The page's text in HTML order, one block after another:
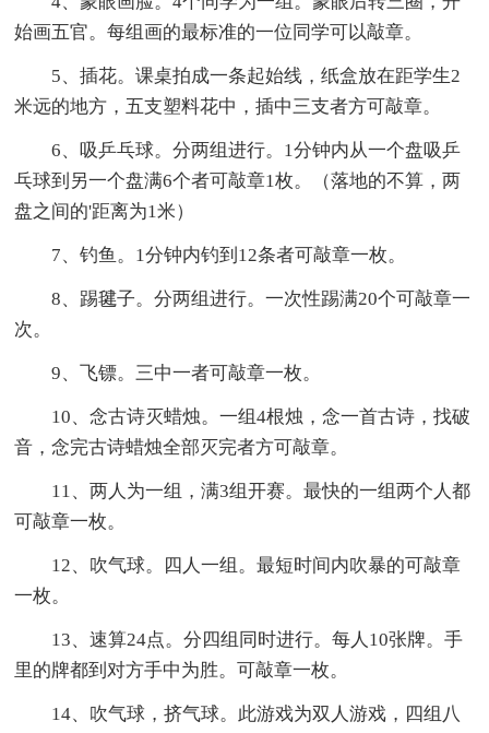
始画五官。每组画的最标准的一位同学可以敲章。
5、插花。课桌拍成一条起始线，纸盒放在距学生2
米远的地方，五支塑料花中，插中三支者方可敲章。
6、吸乒乓球。分两组进行。1分钟内从一个盘吸乒
乓球到另一个盘满6个者可敲章1枚。（落地的不算，两
盘之间的'距离为1米）
7、钓鱼。1分钟内钓到12条者可敲章一枚。
8、踢毽子。分两组进行。一次性踢满20个可敲章一
次。
9、飞镖。三中一者可敲章一枚。
10、念古诗灭蜡烛。一组4根烛，念一首古诗，找破
音，念完古诗蜡烛全部灭完者方可敲章。
11、两人为一组，满3组开赛。最快的一组两个人都
可敲章一枚。
12、吹气球。四人一组。最短时间内吹暴的可敲章
一枚。
13、速算24点。分四组同时进行。每人10张牌。手
里的牌都到对方手中为胜。可敲章一枚。
14、吹气球，挤气球。此游戏为双人游戏，四组八